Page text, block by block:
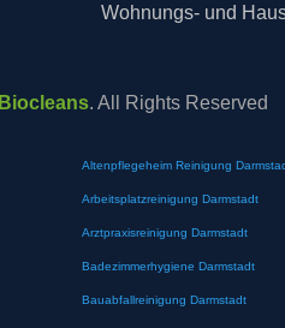
Wohnungs- und
Biocleans. All Rights Reserved
Altenpflegeheim Reinigung
Arbeitsplatzreinigung Darmstadt
Arztpraxisreinigung Darmstadt
Badezimmerhygiene Darmstadt
Bauabfallreinigung Darmstadt